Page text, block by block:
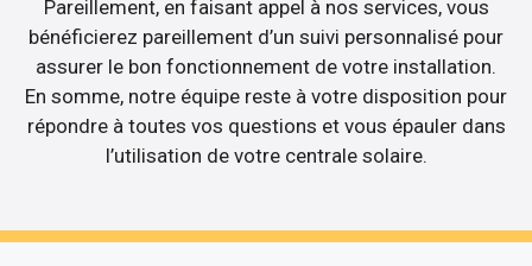
Pareillement, en faisant appel à nos services, vous
bénéficierez pareillement d’un suivi personnalisé pour
assurer le bon fonctionnement de votre installation.
En somme, notre équipe reste à votre disposition pour
répondre à toutes vos questions et vous épauler dans
l’utilisation de votre centrale solaire.